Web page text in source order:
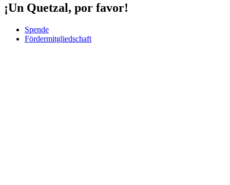
¡Un Quetzal, por favor!
Spende
Fördermitgliedschaft